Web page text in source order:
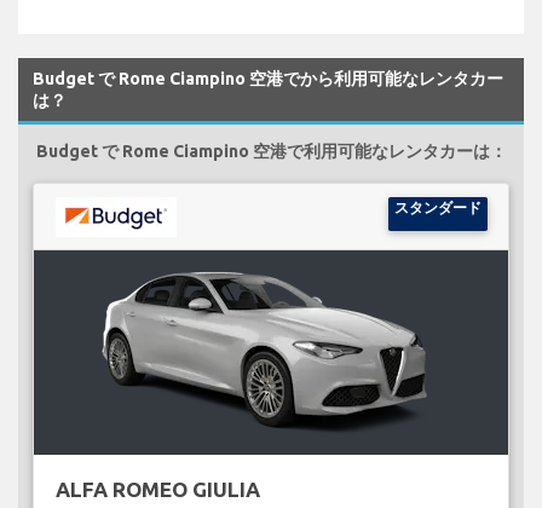
Budget で Rome Ciampino 空港でから利用可能なレンタカー
は？
Budget で Rome Ciampino 空港で利用可能なレンタカーは：
スタンダード
ALFA ROMEO GIULIA